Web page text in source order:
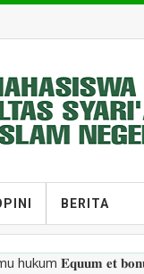
BERITA
𝐞𝐭 𝐛𝐨𝐧𝐮𝐦 𝐞𝐬𝐭